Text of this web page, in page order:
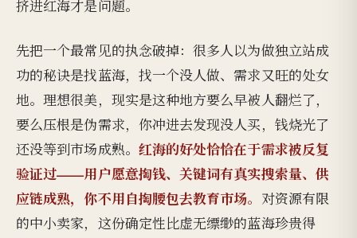
挤进红海才是问题。
先把一个最常见的执念破掉：很多人以为做独立站成
功的秘诀是找蓝海，找一个没人做、需求又旺的处女
地。理想很美，现实是这种地方要么早被人翻烂了，
要么压根是伪需求，你冲进去发现没人买，钱烧光了
还没等到市场成熟。 红海的好处恰恰在于需求被反复
验证过——用户愿意掏钱、关键词有真实搜索量、供
应链成熟，你不用自掏腰包去教育市场。 对资源有限
的中小卖家，这份确定性比虚无缥缈的蓝海珍贵得